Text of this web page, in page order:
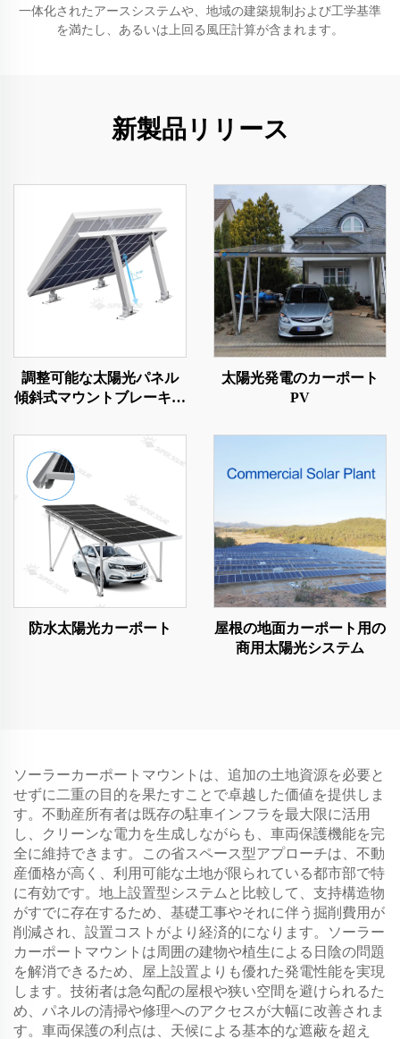
一体化されたアースシステムや、地域の建築規制および工学基準
を満たし、あるいは上回る風圧計算が含まれます。
新製品リリース
調整可能な太陽光パネル
傾斜式マウントブレーキッ
太陽光発電のカーポート
PV
防水太陽光カーポート
屋根の地面カーポート用の
商用太陽光システム
ソーラーカーポートマウントは、追加の土地資源を必要と
せずに二重の目的を果たすことで卓越した価値を提供しま
す。不動産所有者は既存の駐車インフラを最大限に活用
し、クリーンな電力を生成しながらも、車両保護機能を完
全に維持できます。この省スペース型アプローチは、不動
産価格が高く、利用可能な土地が限られている都市部で特
に有効です。地上設置型システムと比較して、支持構造物
がすでに存在するため、基礎工事やそれに伴う掘削費用が
削減され、設置コストがより経済的になります。ソーラー
カーポートマウントは周囲の建物や植生による日陰の問題
を解消できるため、屋上設置よりも優れた発電性能を実現
します。技術者は急勾配の屋根や狭い空間を避けられるた
め、パネルの清掃や修理へのアクセスが大幅に改善されま
す。車両保護の利点は、天候による基本的な遮蔽を超え